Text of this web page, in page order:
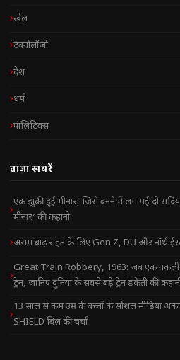
खेल
टेक्नोलॉजी
देश
धर्म
पॉलिटिक्स
ताज़ा खबरें
एक झुकी हुई मीनार, जिसे बनने में लग गईं दो
मीनार’ की कहानी
असम बाढ़ राहत के लिए Gen Z, DU और नॉर्थ ईस्ट
Great Train Robbery, 1963: जब एक नकली
ट्रेन, जानिए दुनिया के सबसे बड़े ट्रेन डकैती की
13 साल से कम उम्र के बच्चों के सोशल मीडिया
SHIELD बिल की चर्चा